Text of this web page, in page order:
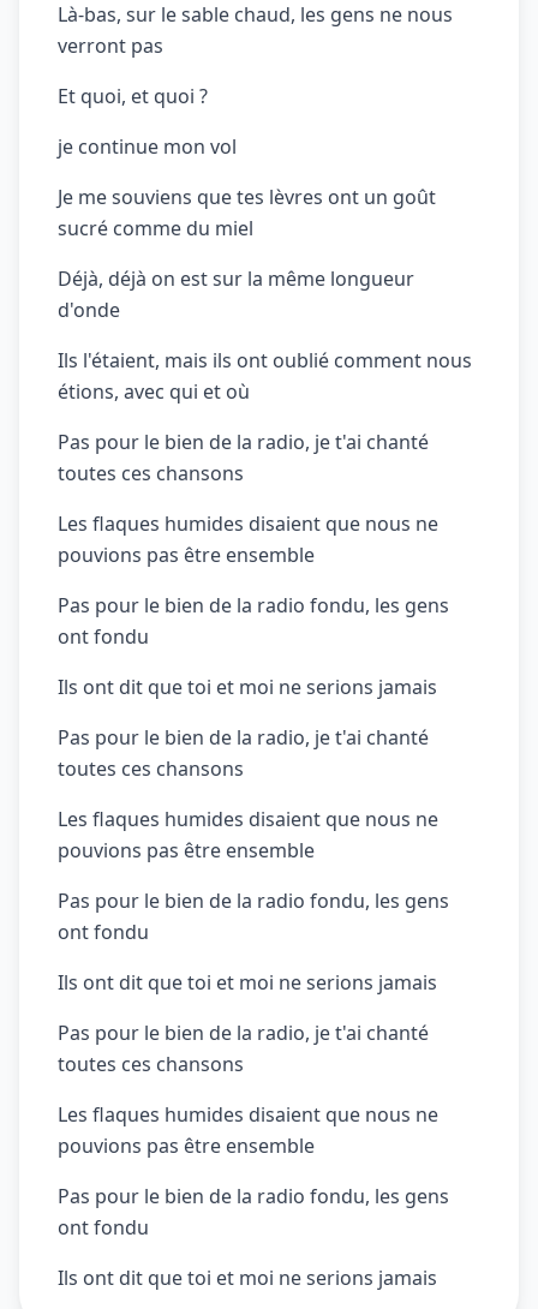
Là-bas, sur le sable chaud, les gens ne nous
verront pas
Et quoi, et quoi ?
je continue mon vol
Je me souviens que tes lèvres ont un goût
sucré comme du miel
Déjà, déjà on est sur la même longueur
d'onde
Ils l'étaient, mais ils ont oublié comment nous
étions, avec qui et où
Pas pour le bien de la radio, je t'ai chanté
toutes ces chansons
Les flaques humides disaient que nous ne
pouvions pas être ensemble
Pas pour le bien de la radio fondu, les gens
ont fondu
Ils ont dit que toi et moi ne serions jamais
Pas pour le bien de la radio, je t'ai chanté
toutes ces chansons
Les flaques humides disaient que nous ne
pouvions pas être ensemble
Pas pour le bien de la radio fondu, les gens
ont fondu
Ils ont dit que toi et moi ne serions jamais
Pas pour le bien de la radio, je t'ai chanté
toutes ces chansons
Les flaques humides disaient que nous ne
pouvions pas être ensemble
Pas pour le bien de la radio fondu, les gens
ont fondu
Ils ont dit que toi et moi ne serions jamais